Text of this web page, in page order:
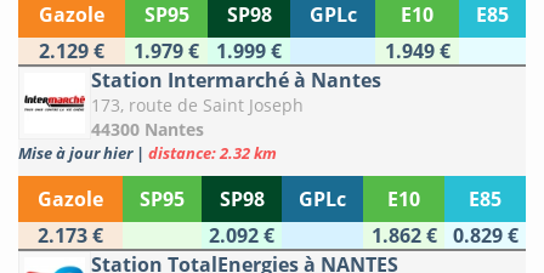
Gazole SP95 SP98 GPLc E10
E85
2.129 €
1.979 € 1.999 €
1.949 €
Station Intermarché à Nantes
173, route de Saint Joseph
44300 Nantes
Mise à jour hier | distance: 2.32 km
Gazole SP95 SP98 GPLc E10
E85
2.173 €
2.092 € 1.862 €
0.829 €
Station TotalEnergies à NANTES